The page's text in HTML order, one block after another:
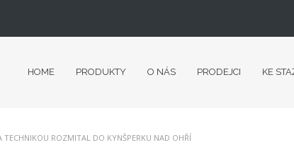
HOME PRODUKTY O NÁS PRODEJCI KE
ROZMITAL DO KYNŠPERKU NAD OHŘÍ